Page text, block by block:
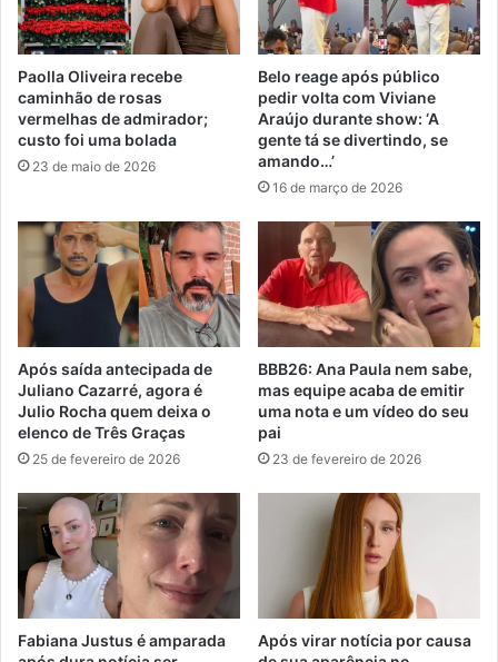
Paolla Oliveira recebe
caminhão de rosas
vermelhas de admirador;
custo foi uma bolada
23 de maio de 2026
Belo reage após público
pedir volta com Viviane
Araújo durante show: ‘A
gente tá se divertindo, se
amando…’
16 de março de 2026
Após saída antecipada de
Juliano Cazarré, agora é
Julio Rocha quem deixa o
elenco de Três Graças
25 de fevereiro de 2026
BBB26: Ana Paula nem sabe,
mas equipe acaba de emitir
uma nota e um vídeo do seu
pai
23 de fevereiro de 2026
Fabiana Justus é amparada
Após virar notícia por causa